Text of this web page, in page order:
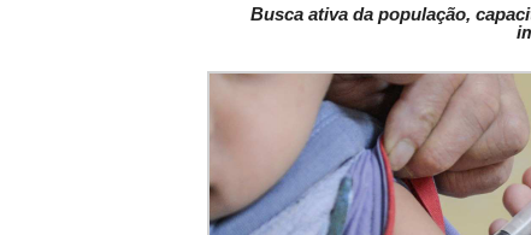
Busca ativa da população,